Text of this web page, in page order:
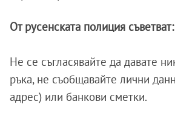
От русенската полиция съветват:
Не се съгласявайте да давате
ръка, не съобщавайте лични
адрес) или банкови сметки.